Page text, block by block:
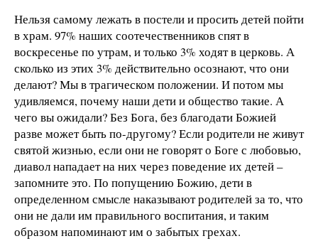
Нельзя самому лежать в постели и просить детей пойти
в храм. 97% наших соотечественников спят в
воскресенье по утрам, и только 3% ходят в церковь. А
сколько из этих 3% действительно осознают, что они
делают? Мы в трагическом положении. И потом мы
удивляемся, почему наши дети и общество такие. А
чего вы ожидали? Без Бога, без благодати Божией
разве может быть по-другому? Если родители не живут
святой жизнью, если они не говорят о Боге с любовью,
диавол нападает на них через поведение их детей –
запомните это. По попущению Божию, дети в
определенном смысле наказывают родителей за то, что
они не дали им правильного воспитания, и таким
образом напоминают им о забытых грехах.